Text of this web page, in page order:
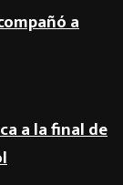
a
a la final de